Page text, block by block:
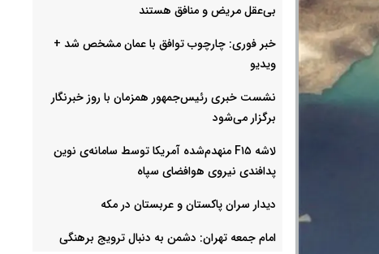
بی‌عقل مریض و منافق هستند
خبر فوری: چارچوب توافق با عمان مشخص شد +
ویدیو
نشست خبری رئیس‌جمهور همزمان با روز خبرنگار
برگزار می‌شود
لاشه F۱۵ منهدم‌شده آمریکا توسط سامانه‌ی نوین
پدافندی نیروی هوافضای سپاه
دیدار سران پاکستان و عربستان در مکه
امام جمعه تهران: دشمن به دنبال ترویج برهنگی